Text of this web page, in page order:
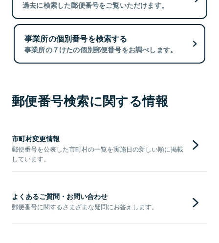
過去に検索した郵便番号をご覧いただけます。
事業所の個別番号を検索する
事業所の７けたの個別郵便番号をお調べします。
郵便番号検索に関する情報
市町村変更情報
郵便番号を公表した市町村の一覧を実施日の新しい順に掲載
しています。
よくあるご質問・お問い合わせ
郵便番号に関するさまざまな疑問にお答えします。